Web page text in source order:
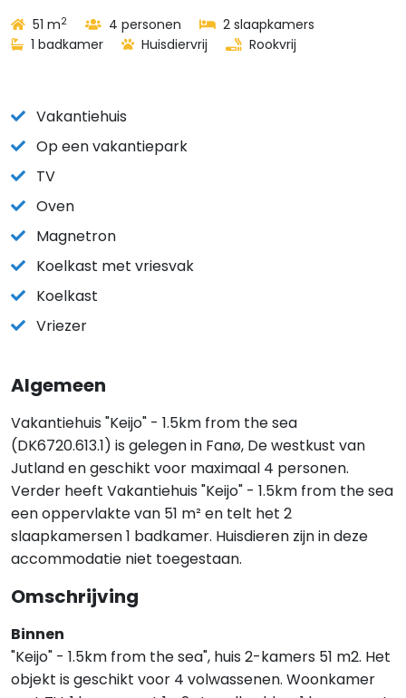
51 m2 4 personen
2 slaapkamers
1 badkamer
Huisdiervrij Rookvrij
Vakantiehuis
Op een vakantiepark
TV
Oven
Magnetron
Koelkast met vriesvak
Koelkast
Vriezer
Algemeen
Vakantiehuis "Keijo" - 1.5km from the sea
(DK6720.613.1) is gelegen in Fanø, De westkust van
Jutland en geschikt voor maximaal 4 personen.
Verder heeft Vakantiehuis "Keijo" - 1.5km from the sea
een oppervlakte van 51 m² en telt het 2
slaapkamersen 1 badkamer. Huisdieren zijn in deze
accommodatie niet toegestaan.
Omschrijving
Binnen
"Keijo" - 1.5km from the sea", huis 2-kamers 51 m2. Het
objekt is geschikt voor 4 volwassenen. Woonkamer